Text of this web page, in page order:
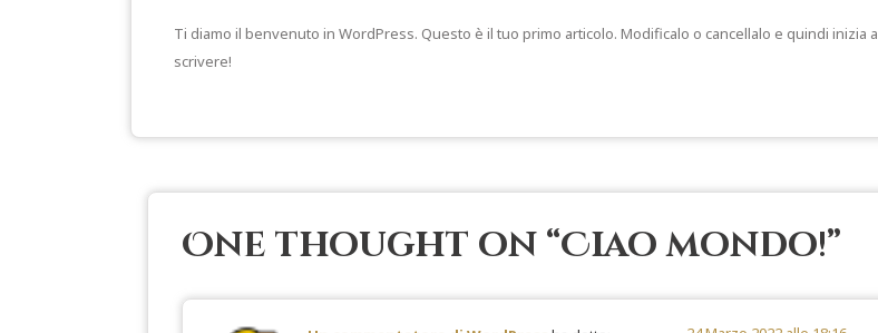
Ti diamo il benvenuto in WordPress. Questo è il tuo primo articolo. Modificalo o cancellalo e quindi inizia a
scrivere!
One thought on “Ciao mondo!”